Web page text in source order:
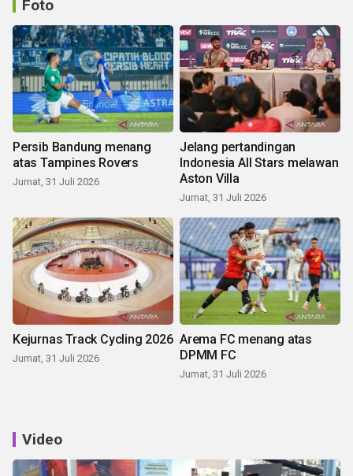
Foto
Persib Bandung menang
atas Tampines Rovers
Jumat, 31 Juli 2026
Jelang pertandingan
Indonesia All Stars melawan
Aston Villa
Jumat, 31 Juli 2026
Kejurnas Track Cycling 2026
Jumat, 31 Juli 2026
Arema FC menang atas
DPMM FC
Jumat, 31 Juli 2026
Video